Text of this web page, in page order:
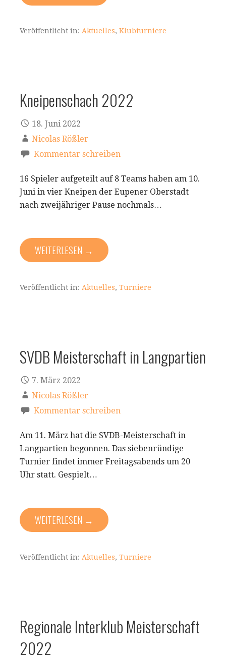
Veröffentlicht in: Aktuelles, Klubturniere
Kneipenschach 2022
18. Juni 2022
Nicolas Rößler
Kommentar schreiben
16 Spieler aufgeteilt auf 8 Teams haben am 10.
Juni in vier Kneipen der Eupener Oberstadt
nach zweijähriger Pause nochmals…
WEITERLESEN →
Veröffentlicht in: Aktuelles, Turniere
SVDB Meisterschaft in Langpartien
7. März 2022
Nicolas Rößler
Kommentar schreiben
Am 11. März hat die SVDB-Meisterschaft in
Langpartien begonnen. Das siebenründige
Turnier findet immer Freitagsabends um 20
Uhr statt. Gespielt…
WEITERLESEN →
Veröffentlicht in: Aktuelles, Turniere
Regionale Interklub Meisterschaft
2022